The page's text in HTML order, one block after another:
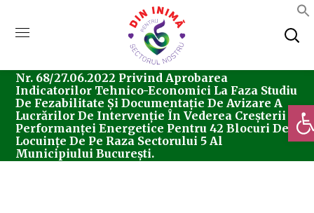
Consiliul Local Sector 5
Nr. 68/27.06.2022 Privind Aprobarea
Indicatorilor Tehnico-Economici La Faza Studiu
De Fezabilitate Și Documentație De Avizare A
Lucrărilor De Intervenție În Vederea Creșterii
Performanței Energetice Pentru 42 Blocuri De
Locuințe De Pe Raza Sectorului 5 Al
Municipiului București.